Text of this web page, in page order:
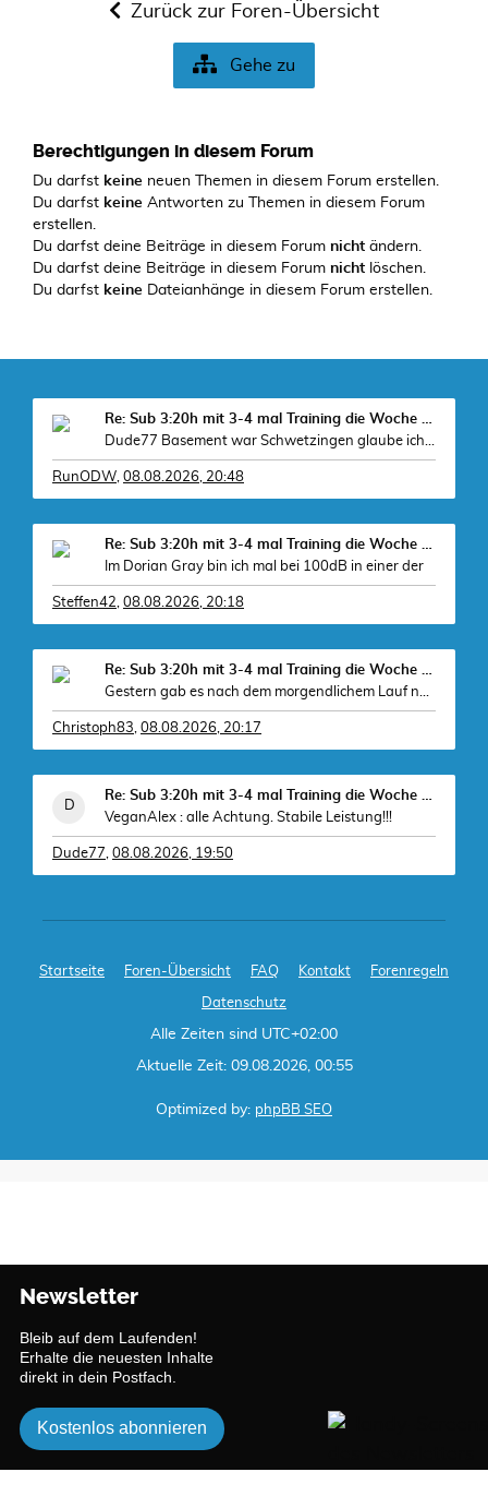
Zurück zur Foren-Übersicht
Gehe zu
Berechtigungen in diesem Forum
Du darfst keine neuen Themen in diesem Forum erstellen.
Du darfst keine Antworten zu Themen in diesem Forum
erstellen.
Du darfst deine Beiträge in diesem Forum nicht ändern.
Du darfst deine Beiträge in diesem Forum nicht löschen.
Du darfst keine Dateianhänge in diesem Forum erstellen.
RunODW 08.08.2026, 20:48
Im Dorian Gray bin ich mal bei 100dB in einer der
Steffen42 08.08.2026, 20:18
Christoph83 08.08.2026, 20:17
VeganAlex : alle Achtung. Stabile Leistung!!!
Dude77 08.08.2026, 19:50
Startseite Foren-Übersicht FAQ Kontakt Forenregeln
Datenschutz
Alle Zeiten sind UTC+02:00
Aktuelle Zeit: 09.08.2026, 00:55
Optimized by: phpBB SEO
Newsletter
Bleib auf dem Laufenden!
Erhalte die neuesten Inhalte
direkt in dein Postfach.
Kostenlos abonnieren